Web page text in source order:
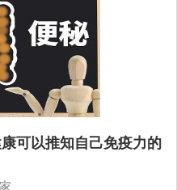
可以推知自己免疫力的